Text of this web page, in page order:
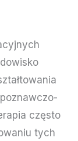
często
tych